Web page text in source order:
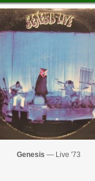
Genesis — Live '73